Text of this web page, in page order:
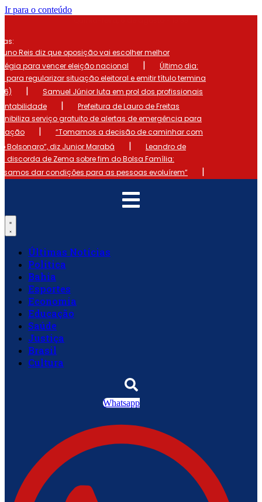
Ir para o conteúdo
Reis diz que oposição vai escolher melhor
para vencer eleição nacional
|
Último dia:
para regularizar situação eleitoral e emitir título termina
|
Samuel Júnior luta em prol dos profissionais
|
Prefeitura de Lauro de Freitas
serviço gratuito de alertas de emergência para
|
“Tomamos a decisão de caminhar com
Bolsonaro”, diz Junior Marabá
|
Leandro de
discorda de Zema sobre fim do Bolsa Família:
dar condições para as pessoas evoluírem”
|
Últimas Notícias
Política
Bahia
Esportes
Economia
Educação
Saúde
Justiça
Brasil
Cultura
Whatsapp